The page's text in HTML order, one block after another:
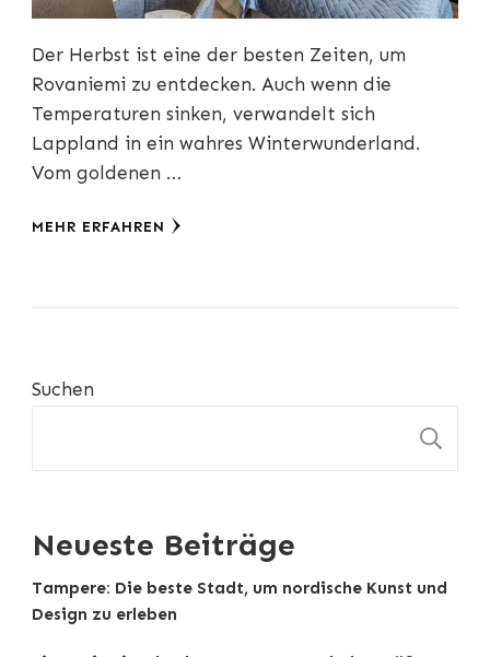
Der Herbst ist eine der besten Zeiten, um
Rovaniemi zu entdecken. Auch wenn die
Temperaturen sinken, verwandelt sich
Lappland in ein wahres Winterwunderland.
Vom goldenen …
MEHR ERFAHREN
Suchen
Neueste Beiträge
Tampere: Die beste Stadt, um nordische Kunst und
Design zu erleben